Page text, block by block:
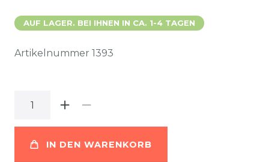
AUF LAGER. BEI IHNEN IN CA. 1-4 TAGEN
Artikelnummer 1393
IN DEN WARENKORB